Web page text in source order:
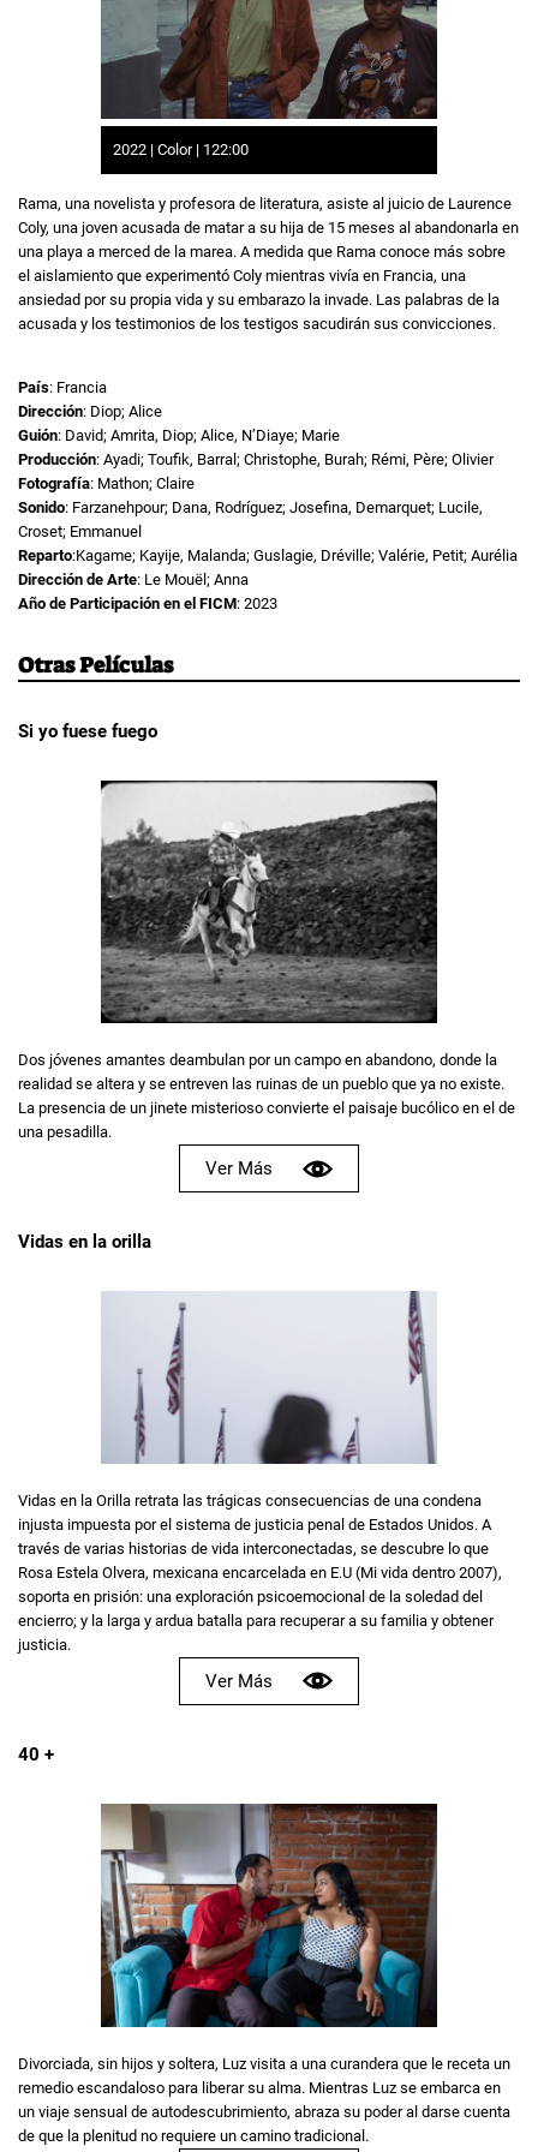
2022 | Color | 122:00
Rama, una novelista y profesora de literatura, asiste al juicio de Laurence
Coly, una joven acusada de matar a su hija de 15 meses al abandonarla en
una playa a merced de la marea. A medida que Rama conoce más sobre
el aislamiento que experimentó Coly mientras vivía en Francia, una
ansiedad por su propia vida y su embarazo la invade. Las palabras de la
acusada y los testimonios de los testigos sacudirán sus convicciones.
País: Francia
Dirección: Diop; Alice
Guión: David; Amrita, Diop; Alice, N’Diaye; Marie
Producción: Ayadi; Toufik, Barral; Christophe, Burah; Rémi, Père; Olivier
Fotografía: Mathon; Claire
Sonido: Farzanehpour; Dana, Rodríguez; Josefina, Demarquet; Lucile,
Croset; Emmanuel
Reparto:Kagame; Kayije, Malanda; Guslagie, Dréville; Valérie, Petit; Aurélia
Dirección de Arte: Le Mouël; Anna
Año de Participación en el FICM: 2023
Otras Películas
Si yo fuese fuego
Dos jóvenes amantes deambulan por un campo en abandono, donde la
realidad se altera y se entreven las ruinas de un pueblo que ya no existe.
La presencia de un jinete misterioso convierte el paisaje bucólico en el de
una pesadilla.
Ver Más
Vidas en la orilla
Vidas en la Orilla retrata las trágicas consecuencias de una condena
injusta impuesta por el sistema de justicia penal de Estados Unidos. A
través de varias historias de vida interconectadas, se descubre lo que
Rosa Estela Olvera, mexicana encarcelada en E.U (Mi vida dentro 2007),
soporta en prisión: una exploración psicoemocional de la soledad del
encierro; y la larga y ardua batalla para recuperar a su familia y obtener
justicia.
Ver Más
40 +
Divorciada, sin hijos y soltera, Luz visita a una curandera que le receta un
remedio escandaloso para liberar su alma. Mientras Luz se embarca en
un viaje sensual de autodescubrimiento, abraza su poder al darse cuenta
de que la plenitud no requiere un camino tradicional.